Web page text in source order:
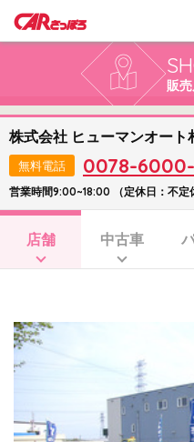
販
株式会社 ヒューマンオート
無料電話 0078-
営業時間9:00~18:00 （定休日：不定
店舗 中古車